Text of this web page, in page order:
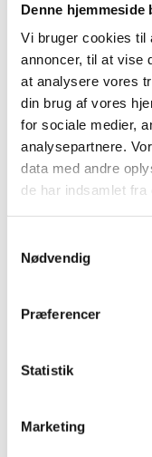
Denne hjemmeside
Vi bruger cookies til
annoncer, til at vise
at analysere vores
din brug af vores
for sociale medier,
analysepartnere.
data med andre
de har indsamlet fra
Nødvendig
Præferencer
Statistik
Marketing
Hvad betyder
Du kan lovligt
håndteres
medarbejder –
forhindres i at
at
ikke
bliver en
Hvis du har
afdeling på tlf.